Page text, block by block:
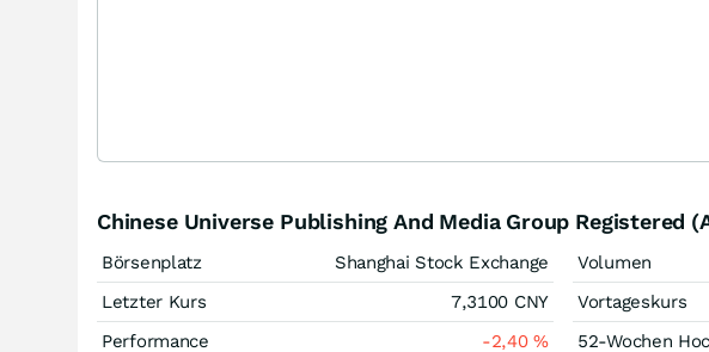
Chinese Universe Publishing And Media Group Registered
Börsenplatz
Shanghai Stock Exchange
Letzter Kurs
7,3100 CNY
Performance
-2,40%
Volumen
Vortageskurs
52-Wochen